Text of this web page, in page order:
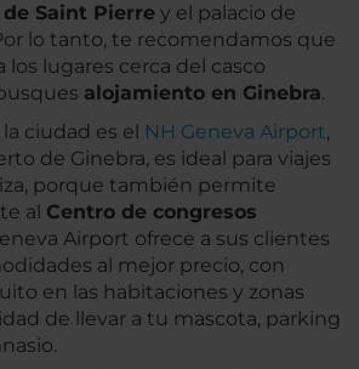
Saint Pierre y el palacio de
lo tanto, te recomendamos que
lugares cerca del casco
alojamiento en Ginebra.
ciudad es el NH Geneva Airport,
de Ginebra, es ideal para viajes
porque también permite
al Centro de congresos
Airport ofrece a sus clientes
al mejor precio, con
en las habitaciones y zonas
de llevar a tu mascota, parking